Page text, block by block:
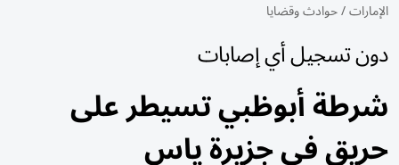
الإمارات/حوادث وقضايا
دون تسجيل أي إصابات
شرطة أبوظبي تسيطر على
حريق في جزيرة ياس